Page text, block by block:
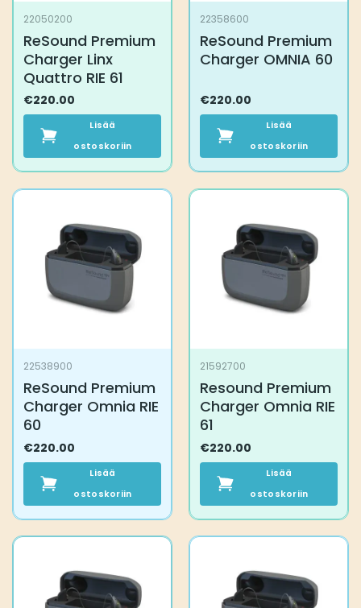
22050200
ReSound Premium
Charger Linx
Quattro RIE 61
€220.00
Lisää
ostoskoriin
22358600
ReSound Premium
Charger OMNIA 60
€220.00
Lisää
ostoskoriin
22538900
ReSound Premium
Charger Omnia RIE
60
€220.00
Lisää
ostoskoriin
21592700
Resound Premium
Charger Omnia RIE
61
€220.00
Lisää
ostoskoriin